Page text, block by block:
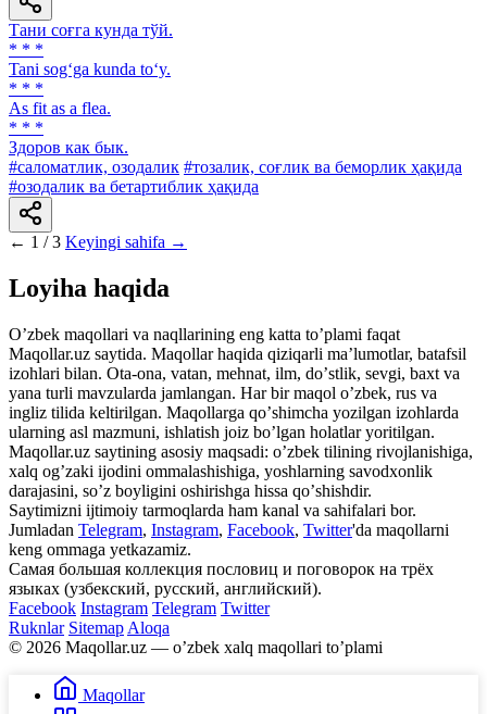
Тани соғга кунда тўй.
* * *
Tani sog‘ga kunda to‘y.
* * *
As fit as a flea.
* * *
Здоров как бык.
#саломатлик, озодалик #тозалик, соғлик ва беморлик ҳақида
#озодалик ва бетартиблик ҳақида
← 1 / 3 Keyingi sahifa →
Loyiha haqida
Oʼzbek maqollari va naqllarining eng katta toʼplami faqat
Maqollar.uz saytida. Maqollar haqida qiziqarli maʼlumotlar, batafsil
izohlari bilan. Ota-ona, vatan, mehnat, ilm, doʼstlik, sevgi, baxt va
yana turli mavzularda jamlangan. Har bir maqol oʼzbek, rus va
ingliz tilida keltirilgan. Maqollarga qoʼshimcha yozilgan izohlarda
ularning asl mazmuni, ishlatish joiz boʼlgan holatlar yoritilgan.
Maqollar.uz saytining asosiy maqsadi: oʼzbek tilining rivojlanishiga,
xalq ogʼzaki ijodini ommalashishiga, yoshlarning savodxonlik
darajasini, soʼz boyligini oshirishga hissa qoʼshishdir.
Saytimizni ijtimoiy tarmoqlarda ham kanal va sahifalari bor.
Jumladan Telegram, Instagram, Facebook, Twitter'da maqollarni
keng ommaga yetkazamiz.
Самая большая коллекция пословиц и поговорок на трёх
языках (узбекский, русский, английский).
Facebook Instagram Telegram Twitter
Ruknlar Sitemap Aloqa
© 2026 Maqollar.uz — oʼzbek xalq maqollari toʼplami
Maqollar